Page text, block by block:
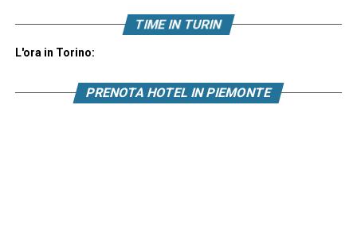
TIME IN TURIN
L'ora in Torino:
PRENOTA HOTEL IN PIEMONTE